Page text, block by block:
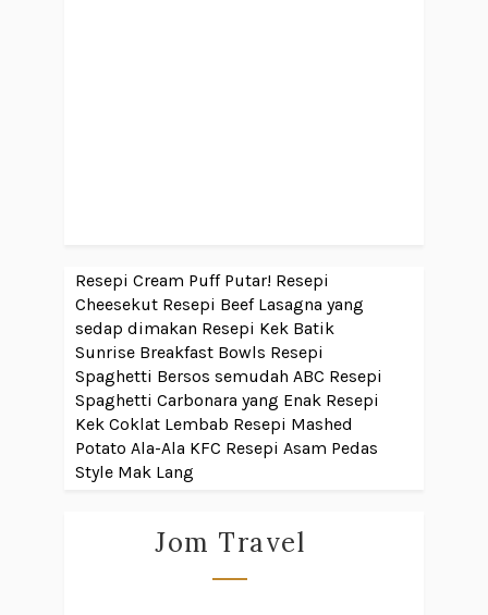
Resepi Cream Puff Putar! Resepi
Cheesekut Resepi Beef Lasagna yang
sedap dimakan Resepi Kek Batik
Sunrise Breakfast Bowls Resepi
Spaghetti Bersos semudah ABC Resepi
Spaghetti Carbonara yang Enak Resepi
Kek Coklat Lembab Resepi Mashed
Potato Ala-Ala KFC Resepi Asam Pedas
Style Mak Lang
Jom Travel